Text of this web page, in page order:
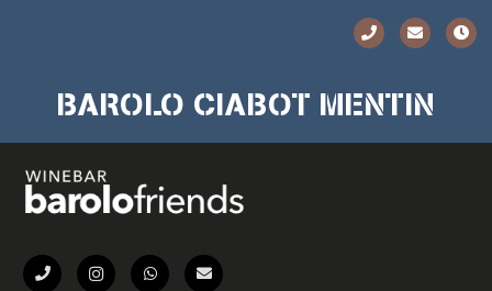
BAROLO CIABOT MENTIN